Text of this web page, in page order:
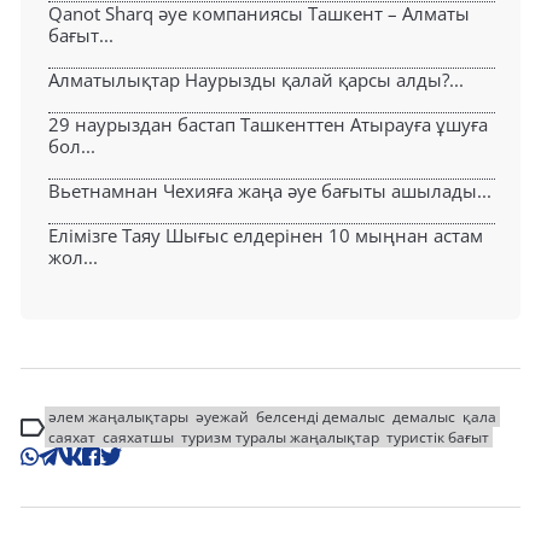
Qanot Sharq әуе компаниясы Ташкент – Алматы
бағыт...
Алматылықтар Наурызды қалай қарсы алды?...
29 наурыздан бастап Ташкенттен Атырауға ұшуға
бол...
Вьетнамнан Чехияға жаңа әуе бағыты ашылады...
Елімізге Таяу Шығыс елдерінен 10 мыңнан астам
жол...
әлем жаңалықтары әуежай белсенді демалыс демалыс қала
саяхат саяхатшы туризм туралы жаңалықтар туристік бағыт